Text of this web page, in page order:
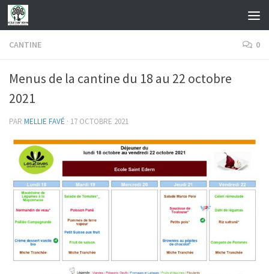
Skip to content
CANTINE 0
Menus de la cantine du 18 au 22 octobre
2021
PAR MELLIE FAVÉ · 17 OCTOBRE 2021